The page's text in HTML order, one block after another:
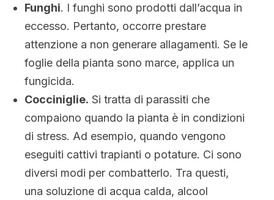
Funghi. I funghi sono prodotti dall’acqua in
eccesso. Pertanto, occorre prestare
attenzione a non generare allagamenti. Se le
foglie della pianta sono marce, applica un
fungicida.
Cocciniglie. Si tratta di parassiti che
compaiono quando la pianta è in condizioni
di stress. Ad esempio, quando vengono
eseguiti cattivi trapianti o potature. Ci sono
diversi modi per combatterlo. Tra questi,
una soluzione di acqua calda, alcool